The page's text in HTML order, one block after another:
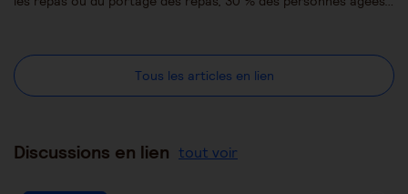
Tous les articles en lien
Discussions en lien tout voir